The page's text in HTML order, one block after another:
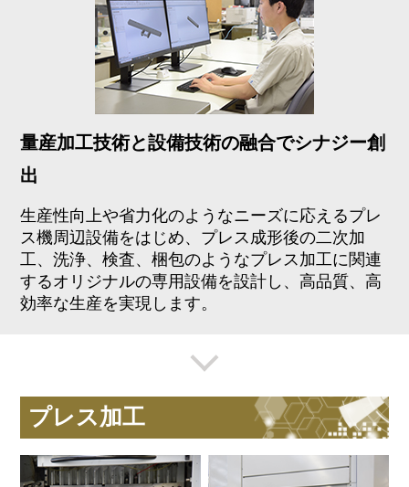
量産加工技術と設備技術の融合でシナジー創
出
生産性向上や省力化のようなニーズに応えるプレ
ス機周辺設備をはじめ、プレス成形後の二次加
工、洗浄、検査、梱包のようなプレス加工に関連
するオリジナルの専用設備を設計し、高品質、高
効率な生産を実現します。
プレス加工